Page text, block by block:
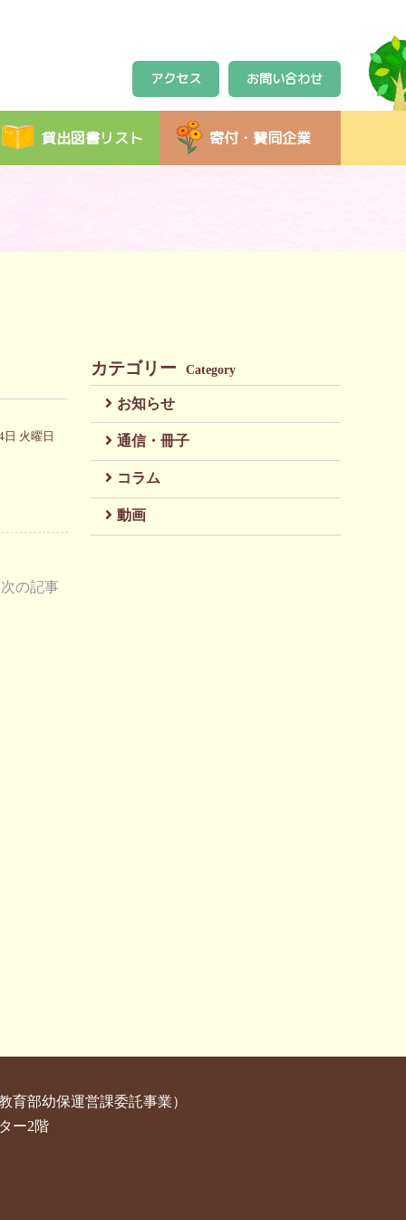
アクセス お問い合わせ
貸出図書リスト 寄付・賛同企業
日 火曜日
次の記事
カテゴリー Category
お知らせ
通信・冊子
コラム
動画
育部幼保運営課委託事業）
ー2階